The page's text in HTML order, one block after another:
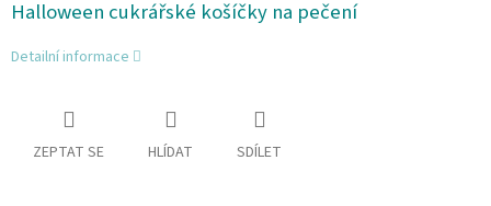
Halloween cukrářské košíčky na pečení
Detailní informace
ZEPTAT SE HLÍDAT SDÍLET